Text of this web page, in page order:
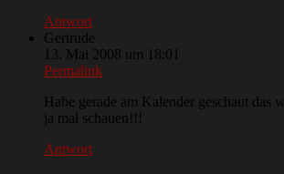
Antwort
Gertrude
13. Mai 2008 um 18:01
Permalink
Habe gerade am Kalender geschaut das
ja mal schauen!!!
Antwort